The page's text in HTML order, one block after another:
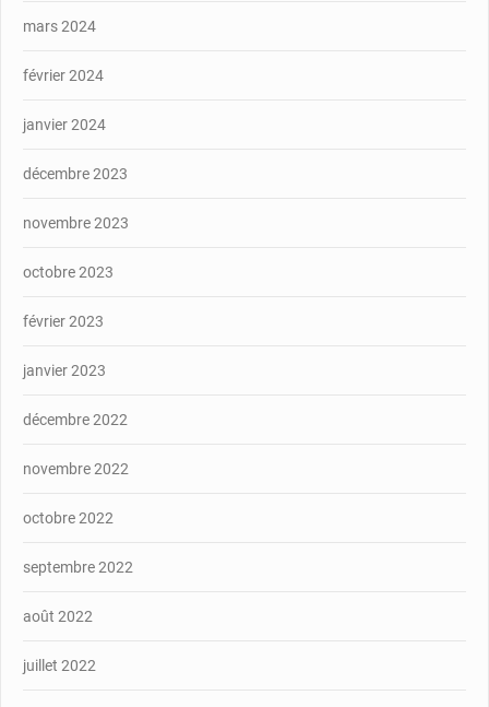
mars 2024
février 2024
janvier 2024
décembre 2023
novembre 2023
octobre 2023
février 2023
janvier 2023
décembre 2022
novembre 2022
octobre 2022
septembre 2022
août 2022
juillet 2022